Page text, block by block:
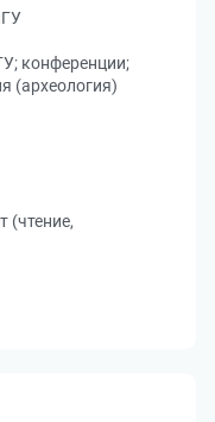
конференции;
(археология)
(чтение,